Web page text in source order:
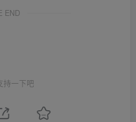
END
持一下吧